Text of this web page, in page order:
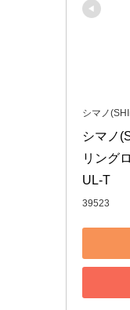
シマノ
シマノ
リング
UL-T
39523